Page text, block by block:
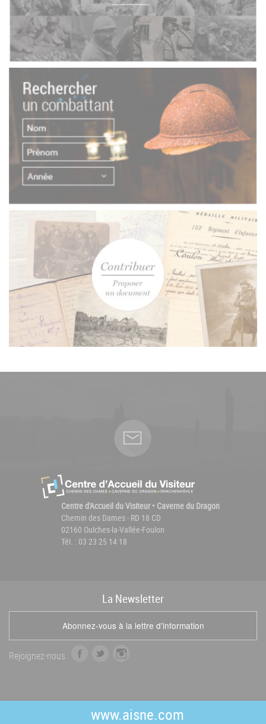
Centre d'Accueil du Visiteur • Caverne du Dragon
Chemin des Dames - RD 18 CD
02160 Oulches-la-Vallée-Foulon
Tél. : 03 23 25 14 18
La Newsletter
Abonnez-vous à la lettre d'information
Rejoignez-nous
b
t
e
a
g
www.aisne.com